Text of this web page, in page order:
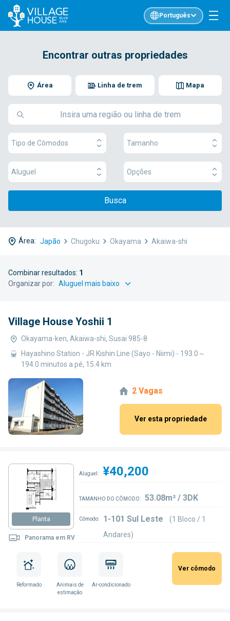
Português
Encontrar outras propriedades
Área Mapa
Linha de trem
Tipo de Cômodos Tamanho
Aluguel Opções
Busca
Área: Japão Chugoku Okayama Akaiwa-shi
Combinar resultados: 1
Organizar por:
Village House Yoshii 1
Okayama-ken, Akaiwa-shi, Susai 985-8
Hayashino Station - JR Kishin Line (Sayo - Niimi) - 193.0～
194.0 minutos a pé, 15.4 km
2 Vagas
Ver esta propriedade
Planta
Panorama em RV
Aluguel: ¥40,200
TAMANHO DO CÔMODO: 53.08m² / 3DK
Cômodo: 1-101 Sul Leste
(1 Bloco / 1
Andares)
Reformado
Animais de
estimação
Ar-condicionado
Ver cômodo